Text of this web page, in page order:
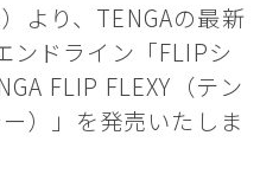
より、TENGAの最新
ンドライン「FLIPシ
FLIP FLEXY（テン
）」を発売いたしま